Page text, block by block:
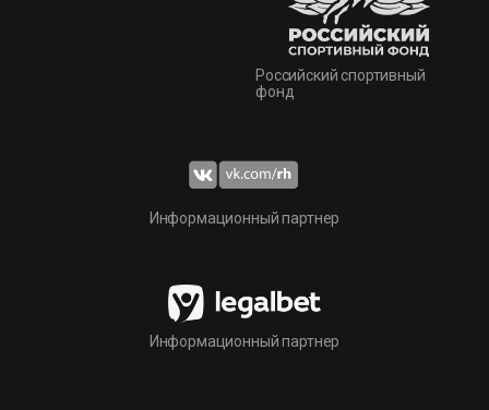
Российский спортивный
фонд
Информационный партнер
Информационный партнер